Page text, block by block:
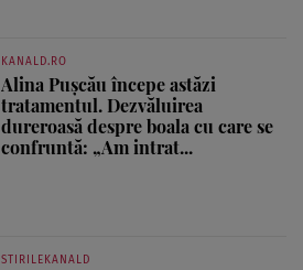
KANALD.RO
Alina Pușcău începe astăzi
tratamentul. Dezvăluirea
dureroasă despre boala cu care se
confruntă: „Am intrat...
STIRILEKANALD